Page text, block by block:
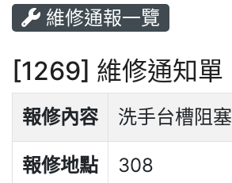
維修通報一覽
[1269] 維修通知單
報修內容 洗手台槽阻塞
報修地點 308